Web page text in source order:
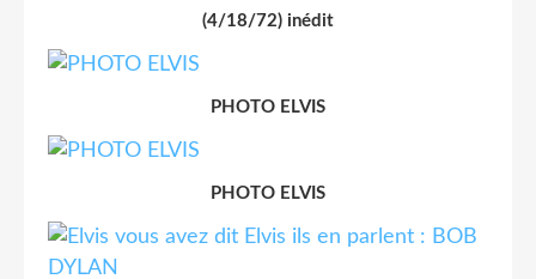
(4/18/72) inédit
PHOTO ELVIS
PHOTO ELVIS